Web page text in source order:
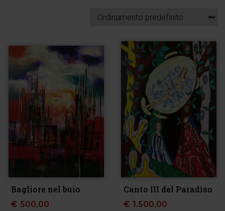
Bagliore nel buio
€ 500,00
Canto III del Paradiso
€ 1.500,00